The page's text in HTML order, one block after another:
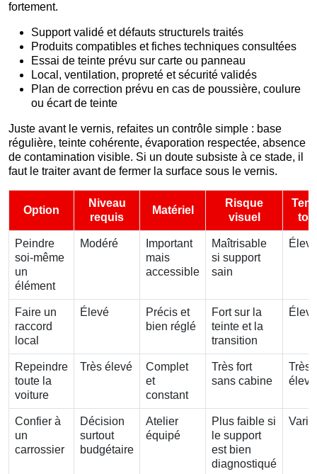
fortement.
Support validé et défauts structurels traités
Produits compatibles et fiches techniques consultées
Essai de teinte prévu sur carte ou panneau
Local, ventilation, propreté et sécurité validés
Plan de correction prévu en cas de poussière, coulure
ou écart de teinte
Juste avant le vernis, refaites un contrôle simple : base
régulière, teinte cohérente, évaporation respectée, absence
de contamination visible. Si un doute subsiste à ce stade, il
faut le traiter avant de fermer la surface sous le vernis.
Option
Niveau
requis
Matériel
Risque
visuel
Peindre
soi-même
un
élément
Modéré
Important
mais
accessible
Maîtrisable
si support
sain
Élevé
Faire un
raccord
local
Élevé
Précis et
bien réglé
Fort sur la
teinte et la
transition
Élevé
Repeindre
toute la
voiture
Très élevé
Complet
et
constant
Très fort
sans cabine
Très
élevé
Confier à
un
carrossier
Décision
surtout
budgétaire
Atelier
équipé
Plus faible si
le support
est bien
diagnostiqué